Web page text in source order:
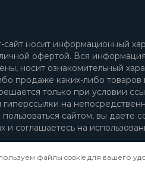
носит информационный
офертой. Вся
носит ознакомительный
продаже каких-либо товаров
только при условии
гиперссылки на
сайтом, вы даете
и соглашаетесь на
файлы cookie для вашего